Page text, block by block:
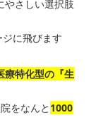
やさしい選択肢
に飛びます
療特化型の『生
をなんと 1000